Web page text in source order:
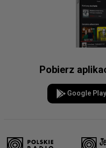
Pobierz
Google Play